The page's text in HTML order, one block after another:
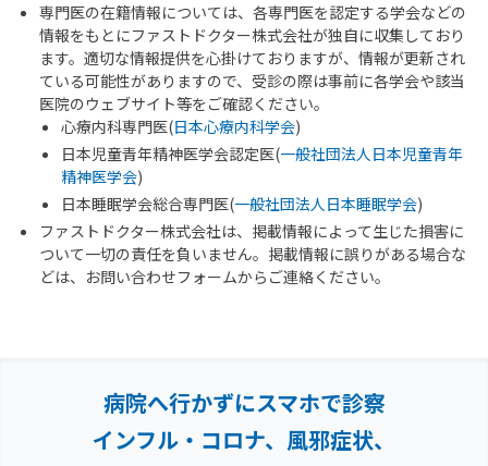
専門医の在籍情報については、各専門医を認定する学会などの
情報をもとにファストドクター株式会社が独自に収集しており
ます。適切な情報提供を心掛けておりますが、情報が更新され
ている可能性がありますので、受診の際は事前に各学会や該当
医院のウェブサイト等をご確認ください。
心療内科専門医(日本心療内科学会)
日本児童青年精神医学会認定医(一般社団法人日本児童青年
精神医学会)
日本睡眠学会総合専門医(一般社団法人日本睡眠学会)
ファストドクター株式会社は、掲載情報によって生じた損害に
ついて一切の責任を負いません。掲載情報に誤りがある場合な
どは、お問い合わせフォームからご連絡ください。
病院へ行かずにスマホで診察
インフル・コロナ、風邪症状、